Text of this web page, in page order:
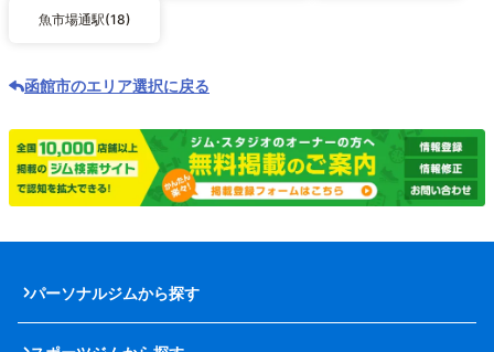
魚市場通駅(18)
函館市のエリア選択に戻る
パーソナルジムから探す